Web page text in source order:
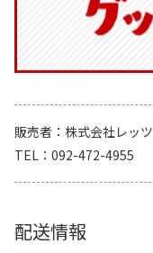
販売者
株式会社レッツ
TEL
092-472-4955
配送情報